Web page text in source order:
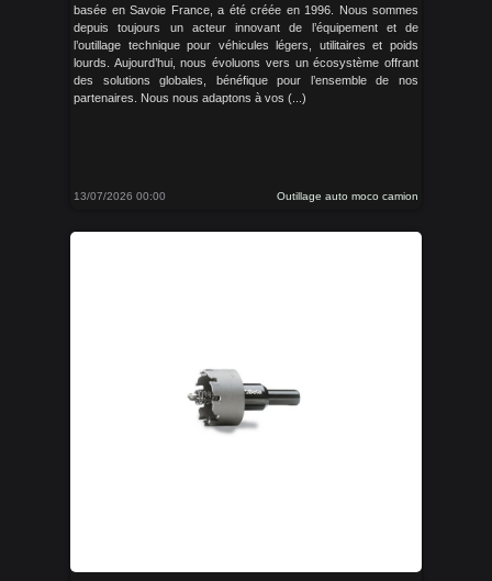
basée en Savoie France, a été créée en 1996. Nous sommes
depuis toujours un acteur innovant de l’équipement et de
l’outillage technique pour véhicules légers, utilitaires et poids
lourds. Aujourd’hui, nous évoluons vers un écosystème offrant
des solutions globales, bénéfique pour l’ensemble de nos
partenaires. Nous nous adaptons à vos (...)
13/07/2026 00:00 Outillage auto moco camion